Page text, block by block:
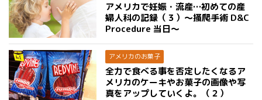
アメリカで妊娠・流産…初めての産
婦人科の記録（３）〜掻爬手術 D&C
Procedure 当日〜
アメリカのお菓子
全力で食べる事を否定したくなるア
メリカのケーキやお菓子の画像や写
真をアップしていくよ。（２）